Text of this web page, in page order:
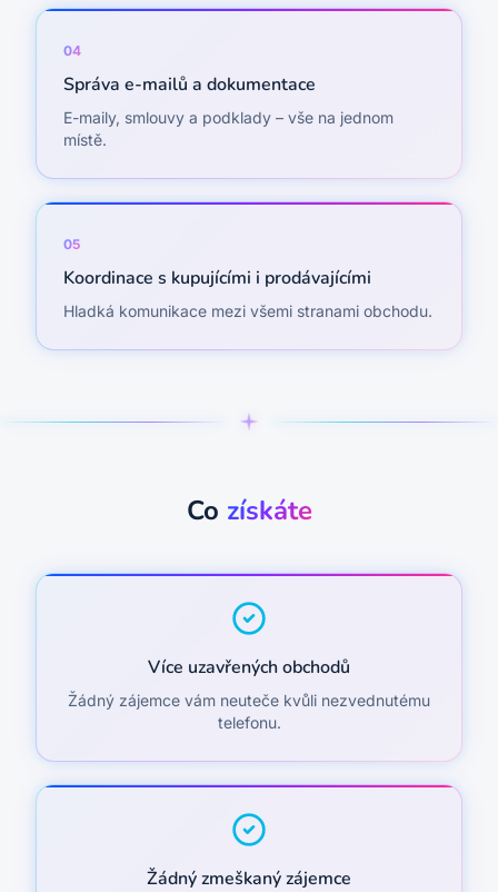
04
Správa e-mailů a dokumentace
E-maily, smlouvy a podklady – vše na jednom
místě.
05
Koordinace s kupujícími i prodávajícími
Hladká komunikace mezi všemi stranami obchodu.
Co získáte
Více uzavřených obchodů
Žádný zájemce vám neuteče kvůli nezvednutému
telefonu.
Žádný zmeškaný zájemce